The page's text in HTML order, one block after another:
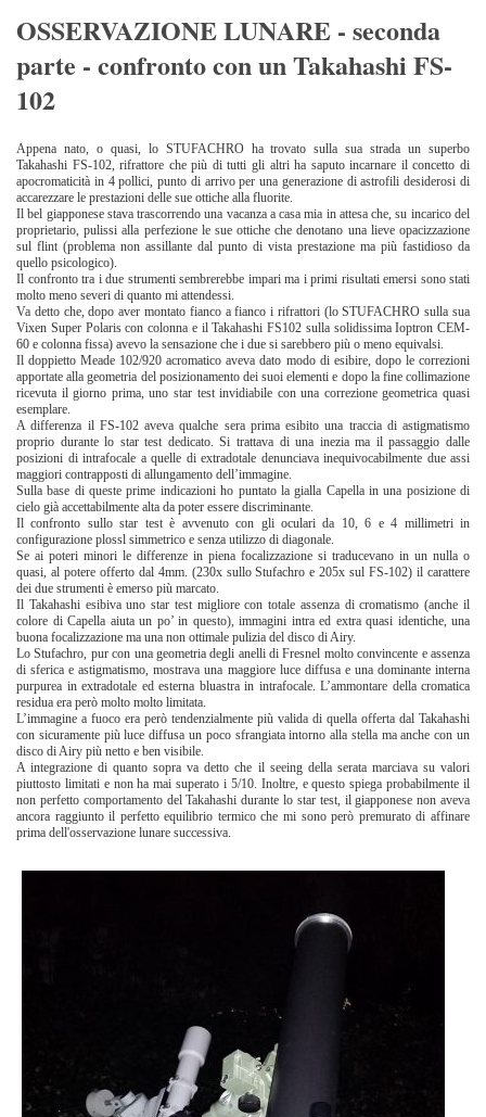
OSSERVAZIONE LUNARE - seconda
parte - confronto con un Takahashi FS-
102
Appena nato, o quasi, lo STUFACHRO ha trovato sulla sua strada un superbo
Takahashi FS-102, rifrattore che più di tutti gli altri ha saputo incarnare il concetto di
apocromaticità in 4 pollici, punto di arrivo per una generazione di astrofili desiderosi di
accarezzare le prestazioni delle sue ottiche alla fluorite.
Il bel giapponese stava trascorrendo una vacanza a casa mia in attesa che, su incarico del
proprietario, pulissi alla perfezione le sue ottiche che denotano una lieve opacizzazione
sul flint (problema non assillante dal punto di vista prestazione ma più fastidioso da
quello psicologico).
Il confronto tra i due strumenti sembrerebbe impari ma i primi risultati emersi sono stati
molto meno severi di quanto mi attendessi.
Va detto che, dopo aver montato fianco a fianco i rifrattori (lo STUFACHRO sulla sua
Vixen Super Polaris con colonna e il Takahashi FS102 sulla solidissima Ioptron CEM-
60 e colonna fissa) avevo la sensazione che i due si sarebbero più o meno equivalsi.
Il doppietto Meade 102/920 acromatico aveva dato modo di esibire, dopo le correzioni
apportate alla geometria del posizionamento dei suoi elementi e dopo la fine collimazione
ricevuta il giorno prima, uno star test invidiabile con una correzione geometrica quasi
esemplare.
A differenza il FS-102 aveva qualche sera prima esibito una traccia di astigmatismo
proprio durante lo star test dedicato. Si trattava di una inezia ma il passaggio dalle
posizioni di intrafocale a quelle di extradotale denunciava inequivocabilmente due assi
maggiori contrapposti di allungamento dell’immagine.
Sulla base di queste prime indicazioni ho puntato la gialla Capella in una posizione di
cielo già accettabilmente alta da poter essere discriminante.
Il confronto sullo star test è avvenuto con gli oculari da 10, 6 e 4 millimetri in
configurazione plossl simmetrico e senza utilizzo di diagonale.
Se ai poteri minori le differenze in piena focalizzazione si traducevano in un nulla o
quasi, al potere offerto dal 4mm. (230x sullo Stufachro e 205x sul FS-102) il carattere
dei due strumenti è emerso più marcato.
Il Takahashi esibiva uno star test migliore con totale assenza di cromatismo (anche il
colore di Capella aiuta un po’ in questo), immagini intra ed extra quasi identiche, una
buona focalizzazione ma una non ottimale pulizia del disco di Airy.
Lo Stufachro, pur con una geometria degli anelli di Fresnel molto convincente e assenza
di sferica e astigmatismo, mostrava una maggiore luce diffusa e una dominante interna
purpurea in extradotale ed esterna bluastra in intrafocale. L’ammontare della cromatica
residua era però molto molto limitata.
L’immagine a fuoco era però tendenzialmente più valida di quella offerta dal Takahashi
con sicuramente più luce diffusa un poco sfrangiata intorno alla stella ma anche con un
disco di Airy più netto e ben visibile.
A integrazione di quanto sopra va detto che il seeing della serata marciava su valori
piuttosto limitati e non ha mai superato i 5/10. Inoltre, e questo spiega probabilmente il
non perfetto comportamento del Takahashi durante lo star test, il giapponese non aveva
ancora raggiunto il perfetto equilibrio termico che mi sono però premurato di affinare
prima dell'osservazione lunare successiva.